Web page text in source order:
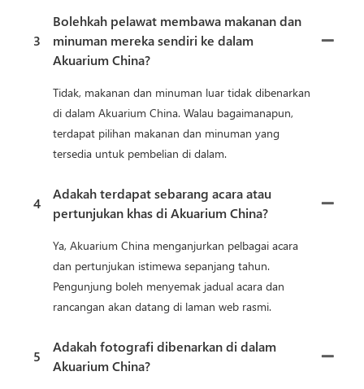
3
Bolehkah pelawat membawa makanan dan
minuman mereka sendiri ke dalam
Akuarium China?
Tidak, makanan dan minuman luar tidak dibenarkan
di dalam Akuarium China. Walau bagaimanapun,
terdapat pilihan makanan dan minuman yang
tersedia untuk pembelian di dalam.
4
Adakah terdapat sebarang acara atau
pertunjukan khas di Akuarium China?
Ya, Akuarium China menganjurkan pelbagai acara
dan pertunjukan istimewa sepanjang tahun.
Pengunjung boleh menyemak jadual acara dan
rancangan akan datang di laman web rasmi.
5
Adakah fotografi dibenarkan di dalam
Akuarium China?